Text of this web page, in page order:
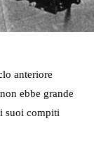
anteriore
ebbe grande
suoi compiti